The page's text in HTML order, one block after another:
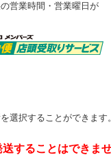
営業時間・営業曜日が
選択することができます。
することはできませ